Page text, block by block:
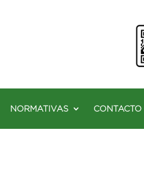
NORMATIVAS CONTACTO